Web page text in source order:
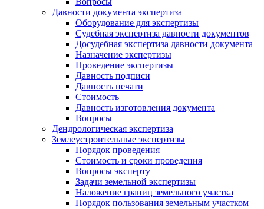
Давности документа экспертиза
Оборудование для экспертизы
Судебная экспертиза давности документов
Досудебная экспертиза давности документа
Назначение экспертизы
Проведение экспертизы
Давность подписи
Давность печати
Стоимость
Давность изготовления документа
Вопросы
Дендрологическая экспертиза
Землеустроительные экспертизы
Порядок проведения
Стоимость и сроки проведения
Вопросы эксперту
Задачи земельной экспертизы
Наложение границ земельного участка
Порядок пользования земельным участком